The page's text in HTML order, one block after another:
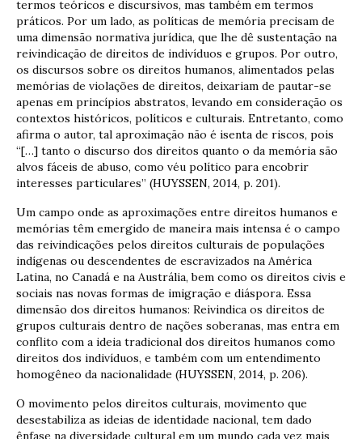
termos teóricos e discursivos, mas também em termos
práticos. Por um lado, as políticas de memória precisam de
uma dimensão normativa jurídica, que lhe dê sustentação na
reivindicação de direitos de indivíduos e grupos. Por outro,
os discursos sobre os direitos humanos, alimentados pelas
memórias de violações de direitos, deixariam de pautar-se
apenas em princípios abstratos, levando em consideração os
contextos históricos, políticos e culturais. Entretanto, como
afirma o autor, tal aproximação não é isenta de riscos, pois
“[…] tanto o discurso dos direitos quanto o da memória são
alvos fáceis de abuso, como véu político para encobrir
interesses particulares” (HUYSSEN, 2014, p. 201).
Um campo onde as aproximações entre direitos humanos e
memórias têm emergido de maneira mais intensa é o campo
das reivindicações pelos direitos culturais de populações
indígenas ou descendentes de escravizados na América
Latina, no Canadá e na Austrália, bem como os direitos civis e
sociais nas novas formas de imigração e diáspora. Essa
dimensão dos direitos humanos: Reivindica os direitos de
grupos culturais dentro de nações soberanas, mas entra em
conflito com a ideia tradicional dos direitos humanos como
direitos dos indivíduos, e também com um entendimento
homogêneo da nacionalidade (HUYSSEN, 2014, p. 206).
O movimento pelos direitos culturais, movimento que
desestabiliza as ideias de identidade nacional, tem dado
ênfase na diversidade cultural em um mundo cada vez mais